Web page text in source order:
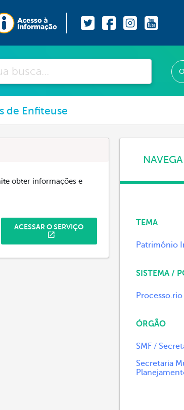
de Enfiteuse
obter informações e
ACESSAR O SERVIÇO TEMA
Patrimônio
SISTEMA /
Processo.rio
ÓRGÃO
SMF /
Secretaria